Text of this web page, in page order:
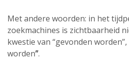
Met andere woorden: in het
zoekmachines is zichtbaarheid
kwestie van “gevonden
worden”.